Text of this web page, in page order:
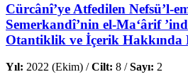
Cürcânî’ye Atfedilen Nefsü’l-
Semerkandî’nin el-Ma‘ârif
Otantiklik ve İçerik Hakkında
Yıl: 2022 (Ekim) /Cilt: 8 /Sayı: 2